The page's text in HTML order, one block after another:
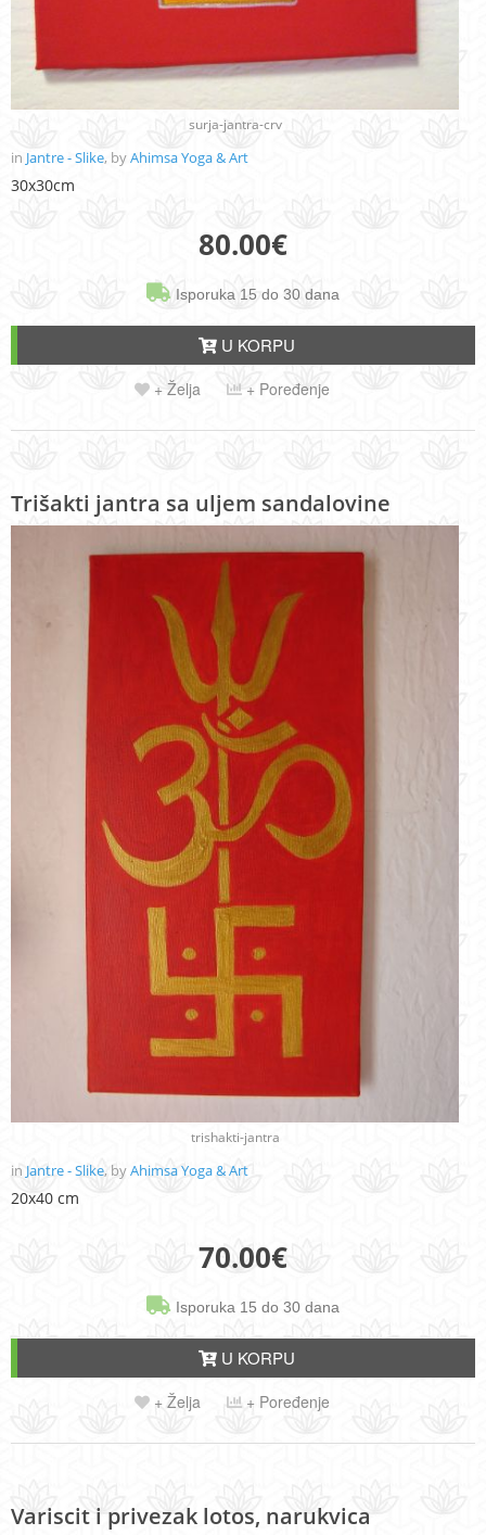
surja-jantra-crv
in Jantre - Slike, byAhimsa Yoga & Art
30x30cm
80.00€
Isporuka 15 do 30 dana
U KORPU
+ Želja + Poređenje
Trišakti jantra sa uljem sandalovine
trishakti-jantra
in Jantre - Slike, byAhimsa Yoga & Art
20x40 cm
70.00€
Isporuka 15 do 30 dana
U KORPU
+ Želja + Poređenje
Variscit i privezak lotos, narukvica